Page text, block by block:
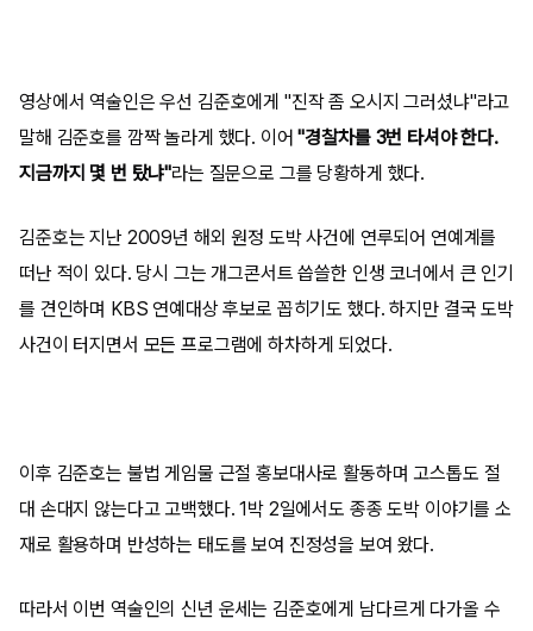
영상에서 역술인은 우선 김준호에게 "진작 좀 오시지 그러셨냐"라고
말해 김준호를 깜짝 놀라게 했다. 이어 "경찰차를 3번 타셔야 한다.
지금까지 몇 번 탔냐"라는 질문으로 그를 당황하게 했다.
김준호는 지난 2009년 해외 원정 도박 사건에 연루되어 연예계를
떠난 적이 있다. 당시 그는 개그콘서트 씁쓸한 인생 코너에서 큰 인기
를 견인하며 KBS 연예대상 후보로 꼽히기도 했다. 하지만 결국 도박
사건이 터지면서 모든 프로그램에 하차하게 되었다.
이후 김준호는 불법 게임물 근절 홍보대사로 활동하며 고스톱도 절
대 손대지 않는다고 고백했다. 1박 2일에서도 종종 도박 이야기를 소
재로 활용하며 반성하는 태도를 보여 진정성을 보여 왔다.
따라서 이번 역술인의 신년 운세는 김준호에게 남다르게 다가올 수